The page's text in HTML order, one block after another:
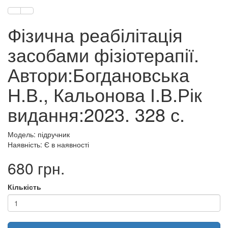
Фізична реабілітація
засобами фізіотерапії.
Автори:Богдановська
Н.В., Кальонова І.В.Рік
видання:2023. 328 с.
Модель: підручник
Наявність: Є в наявності
680 грн.
Кількість